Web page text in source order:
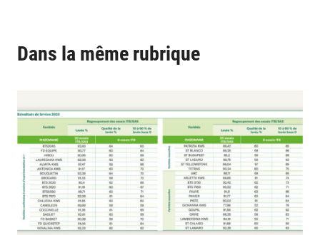
Dans la même rubrique